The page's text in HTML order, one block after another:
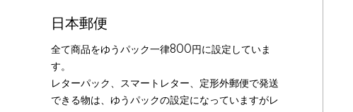
日本郵便
全て商品をゆうパック一律800円に設定していま
す。
レターパック、スマートレター、定形外郵便で発送
できる物は、ゆうパックの設定になっていますがレ